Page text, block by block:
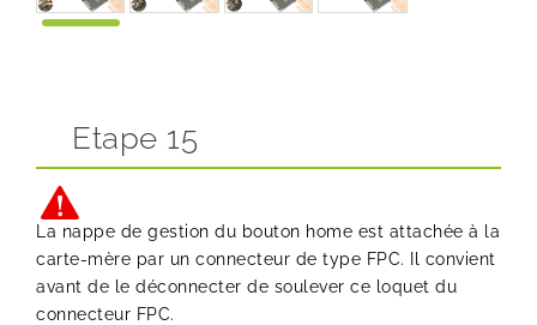
Etape 15
La nappe de gestion du bouton home est attachée à la
carte-mère par un connecteur de type FPC. Il convient
avant de le déconnecter de soulever ce loquet du
connecteur FPC.